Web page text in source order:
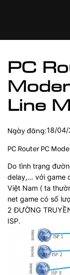
PC
Line
Ngày đăng:18/
PC Router PC
Do tình trạng
delay,… với game
Việt Nam ( ta
net game có số
2 ĐƯỜNG
ISP.